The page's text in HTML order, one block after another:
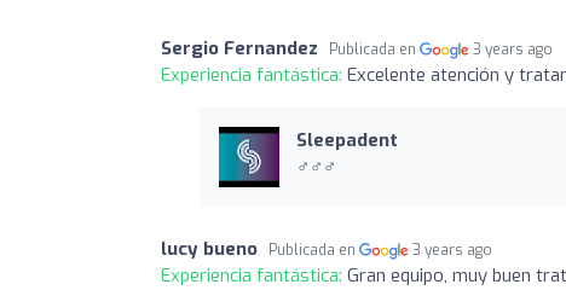
Sergio Fernandez Publicada en 3 years ago
Experiencia fantástica: Excelente atención y
Sleepadent
‍♂️‍♂️‍♂️
lucy bueno Publicada en 3 years ago
Experiencia fantástica: Gran equipo, muy buen